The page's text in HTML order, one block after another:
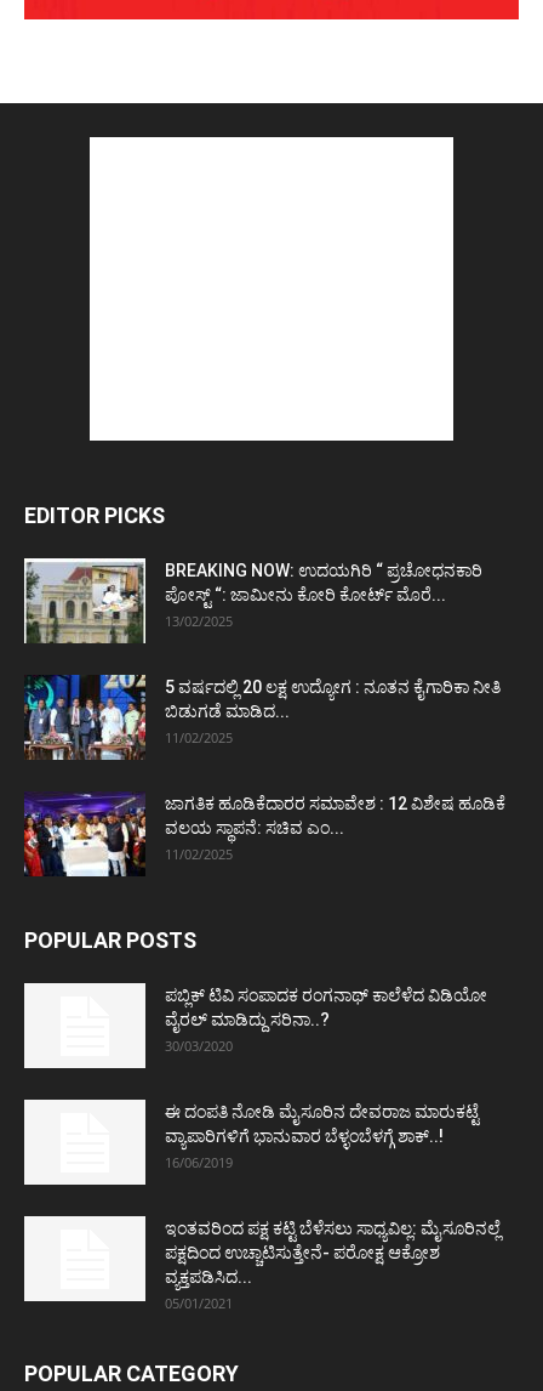
EDITOR PICKS
BREAKING NOW: ಉದಯಗಿರಿ “ ಪ್ರಚೋಧನಕಾರಿ
ಪೋಸ್ಟ್‌ “: ಜಾಮೀನು ಕೋರಿ ಕೋರ್ಟ್‌ ಮೊರೆ...
13/02/2025
5 ವರ್ಷದಲ್ಲಿ 20 ಲಕ್ಷ ಉದ್ಯೋಗ : ನೂತನ ಕೈಗಾರಿಕಾ ನೀತಿ
ಬಿಡುಗಡೆ ಮಾಡಿದ...
11/02/2025
ಜಾಗತಿಕ ಹೂಡಿಕೆದಾರರ ಸಮಾವೇಶ : 12 ವಿಶೇಷ ಹೂಡಿಕೆ
ವಲಯ ಸ್ಥಾಪನೆ: ಸಚಿವ ಎಂ...
11/02/2025
POPULAR POSTS
ಪಬ್ಲಿಕ್ ಟಿವಿ ಸಂಪಾದಕ ರಂಗನಾಥ್ ಕಾಲೆಳೆದ ವಿಡಿಯೋ
ವೈರಲ್ ಮಾಡಿದ್ದು ಸರಿನಾ..?
30/03/2020
ಈ ದಂಪತಿ ನೋಡಿ ಮೈಸೂರಿನ ದೇವರಾಜ ಮಾರುಕಟ್ಟೆ
ವ್ಯಾಪಾರಿಗಳಿಗೆ ಭಾನುವಾರ ಬೆಳ್ಳಂಬೆಳಗ್ಗೆ ಶಾಕ್..!
16/06/2019
ಇಂತವರಿಂದ ಪಕ್ಷ ಕಟ್ಟಿ ಬೆಳೆಸಲು ಸಾಧ್ಯವಿಲ್ಲ: ಮೈಸೂರಿನಲ್ಲೆ
ಪಕ್ಷದಿಂದ ಉಚ್ಚಾಟಿಸುತ್ತೇನೆ- ಪರೋಕ್ಷ ಆಕ್ರೋಶ
ವ್ಯಕ್ತಪಡಿಸಿದ...
05/01/2021
POPULAR CATEGORY